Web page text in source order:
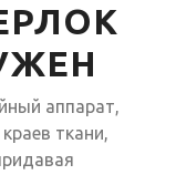
аппарат,
ткани,